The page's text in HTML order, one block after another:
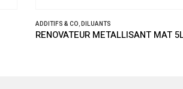
ADDITIFS & CO,DILUANTS
RENOVATEUR METALLISANT MAT